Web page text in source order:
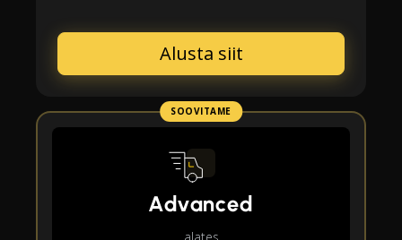
Alusta siit
SOOVITAME
Advanced